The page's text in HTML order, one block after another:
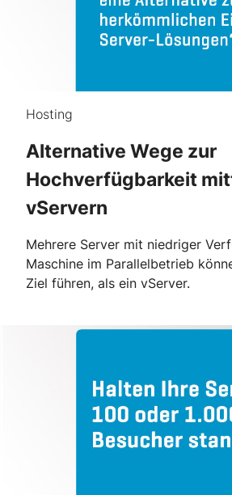
Hosting
Alternative Wege zur
Hochverfügbarkeit
vServern
Mehrere Server mit niedriger
Maschine im Parallelbetrieb
Ziel führen, als ein vServer.